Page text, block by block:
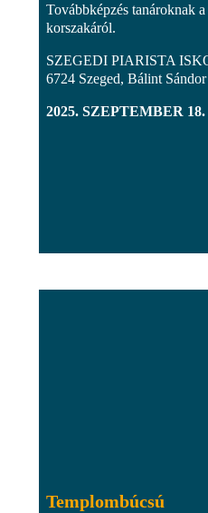
Továbbképzés tanároknak
korszakáról.
SZEGEDI PIARISTA
6724 Szeged, Bálint
2025. SZEPTEMBER 18.
Templombúcsú